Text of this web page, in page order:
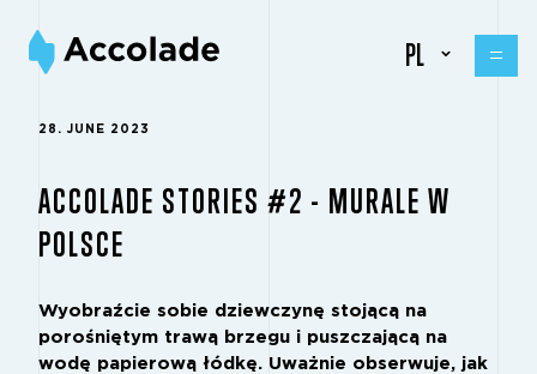
PL
28. JUNE 2023
ACCOLADE STORIES #2 - MURALE W
POLSCE
Wyobraźcie sobie dziewczynę stojącą na
porośniętym trawą brzegu i puszczającą na
wodę papierową łódkę. Uważnie obserwuje, jak